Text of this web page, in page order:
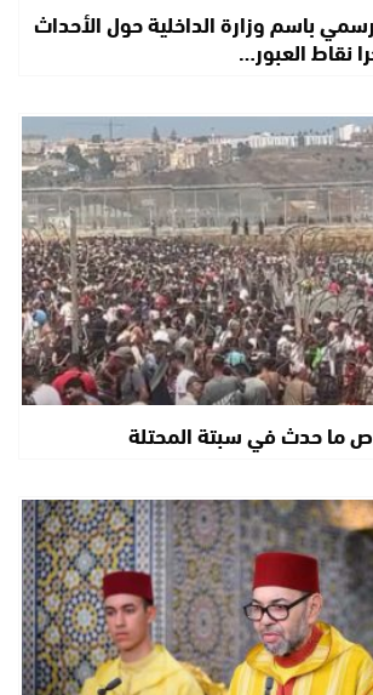
باسم وزارة الداخلية حول الأحداث
نقاط العبور…
ما حدث في سبتة المحتلة